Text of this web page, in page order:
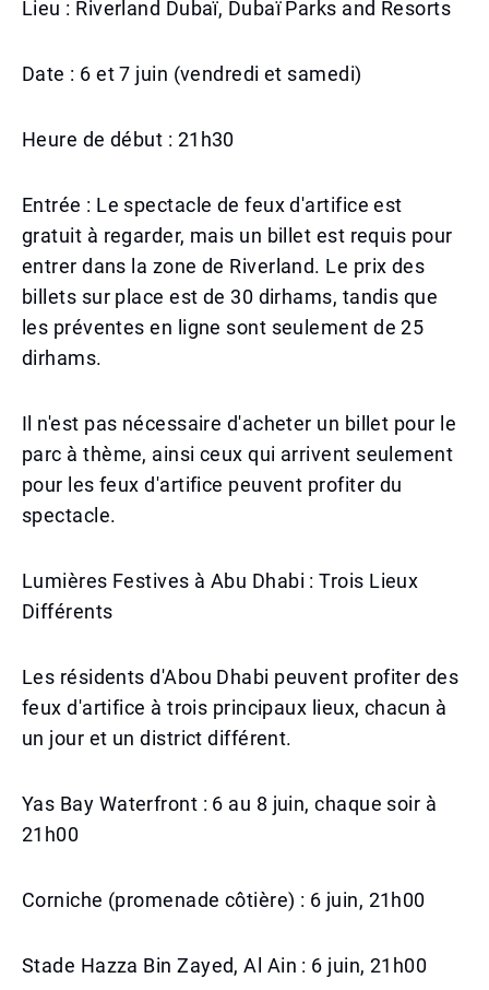
Lieu : Riverland Dubaï, Dubaï Parks and Resorts
Date : 6 et 7 juin (vendredi et samedi)
Heure de début : 21h30
Entrée : Le spectacle de feux d'artifice est
gratuit à regarder, mais un billet est requis pour
entrer dans la zone de Riverland. Le prix des
billets sur place est de 30 dirhams, tandis que
les préventes en ligne sont seulement de 25
dirhams.
Il n'est pas nécessaire d'acheter un billet pour le
parc à thème, ainsi ceux qui arrivent seulement
pour les feux d'artifice peuvent profiter du
spectacle.
Lumières Festives à Abu Dhabi : Trois Lieux
Différents
Les résidents d'Abou Dhabi peuvent profiter des
feux d'artifice à trois principaux lieux, chacun à
un jour et un district différent.
Yas Bay Waterfront : 6 au 8 juin, chaque soir à
21h00
Corniche (promenade côtière) : 6 juin, 21h00
Stade Hazza Bin Zayed, Al Ain : 6 juin, 21h00